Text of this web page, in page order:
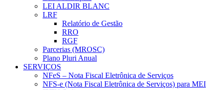
LEI ALDIR BLANC
LRF
Relatório de Gestão
RRO
RGF
Parcerias (MROSC)
Plano Pluri Anual
SERVIÇOS
NFeS – Nota Fiscal Eletrônica de Serviços
NFS-e (Nota Fiscal Eletrônica de Serviços) para MEI